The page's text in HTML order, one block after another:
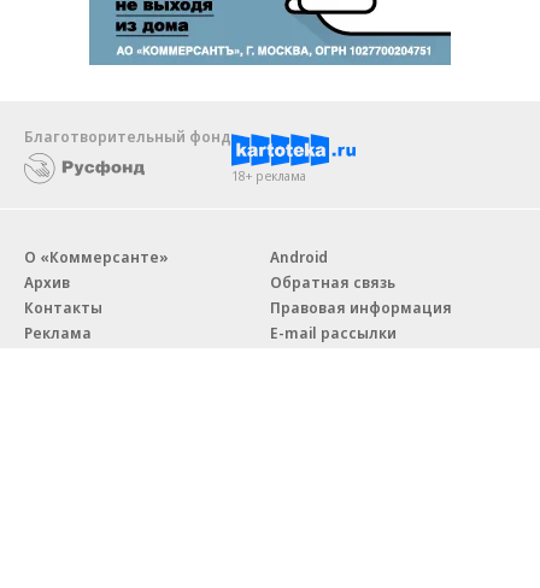
Благотворительный фонд
18+ реклама
О «Коммерсанте»
Архив
Контакты
Реклама
Android
Обратная связь
Правовая информация
E-mail рассылки